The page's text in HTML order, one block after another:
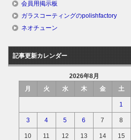
会員用掲示板
ガラスコーティングのpolishfactory
ネオチューン
記事更新カレンダー
2026年8月
月
火 水 木 金 土
1
3 4 5 6 7 8
10 11 12 13 14 15